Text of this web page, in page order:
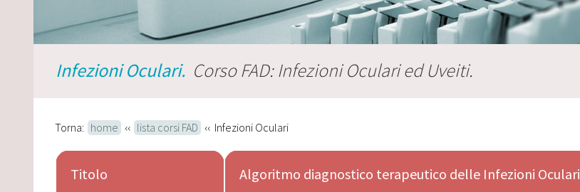
Infezioni Oculari. Corso FAD: Infezioni Oculari ed Uveiti.
Torna: home ‹‹ lista corsi FAD ‹‹ Infezioni Oculari
Titolo Algoritmo diagnostico terapeutico delle Infezioni Oculari